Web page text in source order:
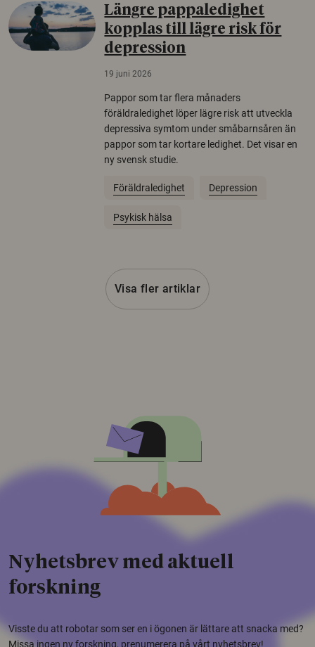
Längre pappaledighet
kopplas till lägre risk för
depression
19 juni 2026
Pappor som tar flera månaders
föräldraledighet löper lägre risk att utveckla
depressiva symtom under småbarnsåren än
pappor som tar kortare ledighet. Det visar en
ny svensk studie.
Föräldraledighet Depression
Psykisk hälsa
Visa fler artiklar
Nyhetsbrev med aktuell
forskning
Visste du att robotar som ser en i ögonen är lättare att snacka med?
Missa ingen ny forskning, prenumerera på vårt nyhetsbrev!